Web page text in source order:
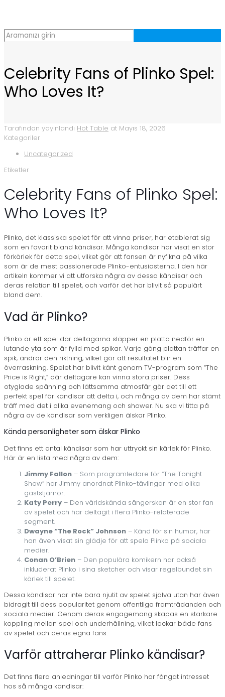
Celebrity Fans of Plinko Spel:
Who Loves It?
Tarafından yayınlandı Hot Table at Mayıs 18, 2026
Kategoriler
Uncategorized
Etiketler
Celebrity Fans of Plinko Spel:
Who Loves It?
Plinko, det klassiska spelet för att vinna priser, har etablerat sig
som en favorit bland kändisar. Många kändisar har visat en stor
förkärlek för detta spel, vilket gör att fansen är nyfikna på vilka
som är de mest passionerade Plinko-entusiasterna. I den här
artikeln kommer vi att utforska några av dessa kändisar och
deras relation till spelet, och varför det har blivit så populärt
bland dem.
Vad är Plinko?
Plinko är ett spel där deltagarna släpper en platta nedför en
lutande yta som är fylld med spikar. Varje gång plattan träffar en
spik, ändrar den riktning, vilket gör att resultatet blir en
överraskning. Spelet har blivit känt genom TV-program som “The
Price is Right,” där deltagare kan vinna stora priser. Dess
otyglade spänning och lättsamma atmosfär gör det till ett
perfekt spel för kändisar att delta i, och många av dem har stämt
träff med det i olika evenemang och shower. Nu ska vi titta på
några av de kändisar som verkligen älskar Plinko.
Kända personligheter som älskar Plinko
Det finns ett antal kändisar som har uttryckt sin kärlek för Plinko.
Här är en lista med några av dem:
Jimmy Fallon – Som programledare för “The Tonight
Show” har Jimmy anordnat Plinko-tävlingar med olika
gäststjärnor.
Katy Perry – Den världskända sångerskan är en stor fan
av spelet och har deltagit i flera Plinko-relaterade
segment.
Dwayne “The Rock” Johnson – Känd för sin humor, har
han även visat sin glädje för att spela Plinko på sociala
medier.
Conan O’Brien – Den populära komikern har också
inkluderat Plinko i sina sketcher och visar regelbundet sin
kärlek till spelet.
Dessa kändisar har inte bara njutit av spelet själva utan har även
bidragit till dess popularitet genom offentliga framträdanden och
sociala medier. Genom deras engagemang skapas en starkare
koppling mellan spel och underhållning, vilket lockar både fans
av spelet och deras egna fans.
Varför attraherar Plinko kändisar?
Det finns flera anledningar till varför Plinko har fångat intresset
hos så många kändisar: